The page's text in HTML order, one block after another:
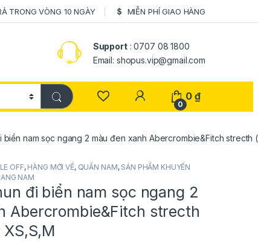
TRONG VÒNG 10 NGÀY MIỄN PHÍ GIAO HÀNG
Support: 0707 08 1800
Email: shopus.vip@gmail.com
0
0₫
biển nam sọc ngang 2 màu đen xanh Abercrombie&Fitch strecth
OFF, HÀNG MỚI VỀ, QUẦN NAM, SẢN PHẨM KHUYẾN
NAM
đi biển nam sọc ngang 2
Abercrombie&Fitch strecth